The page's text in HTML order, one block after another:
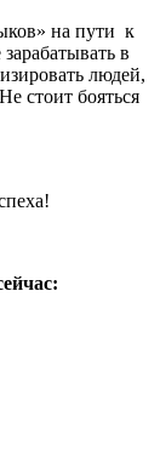
на пути к
в
людей,
стоит бояться